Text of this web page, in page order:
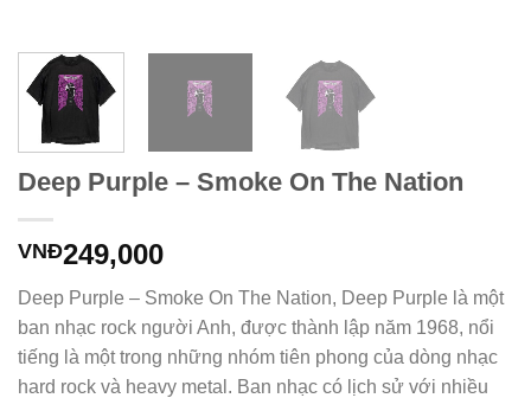
Deep Purple – Smoke On The Nation
VNĐ249,000
Deep Purple – Smoke On The Nation, Deep Purple là một
ban nhạc rock người Anh, được thành lập năm 1968, nổi
tiếng là một trong những nhóm tiên phong của dòng nhạc
hard rock và heavy metal. Ban nhạc có lịch sử với nhiều